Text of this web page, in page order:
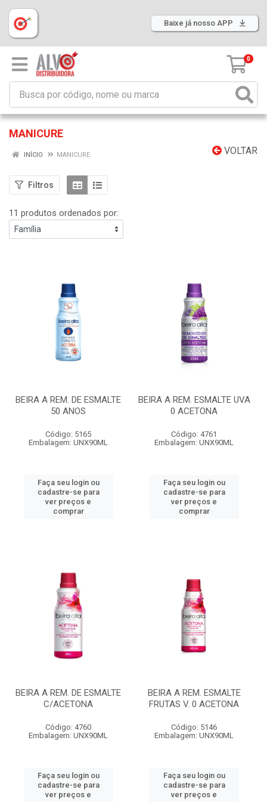
Baixe já nosso APP
0
MANICURE
VOLTAR
INÍCIO MANICURE
Filtros
11 produtos ordenados por:
BEIRA A REM. DE ESMALTE
50 ANOS
Código: 5165
Embalagem: UNX90ML
Faça seu login ou
cadastre-se para
ver preços e
comprar
BEIRA A REM. ESMALTE UVA
0 ACETONA
Código: 4761
Embalagem: UNX90ML
Faça seu login ou
cadastre-se para
ver preços e
comprar
BEIRA A REM. DE ESMALTE
C/ACETONA
Código: 4760
Embalagem: UNX90ML
Faça seu login ou
cadastre-se para
ver preços e
BEIRA A REM. ESMALTE
FRUTAS V. 0 ACETONA
Código: 5146
Embalagem: UNX90ML
Faça seu login ou
cadastre-se para
ver preços e